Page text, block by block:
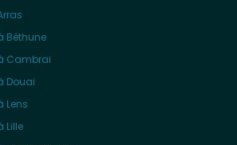
Béthune
Cambrai
Douai
Lens
Lille